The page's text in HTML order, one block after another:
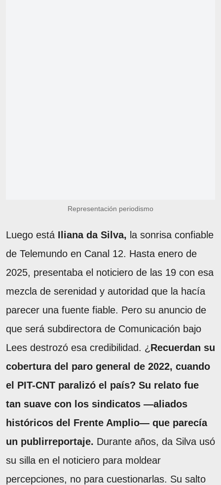
Representación periodismo
Luego está Iliana da Silva, la sonrisa confiable
de Telemundo en Canal 12. Hasta enero de
2025, presentaba el noticiero de las 19 con esa
mezcla de serenidad y autoridad que la hacía
parecer una fuente fiable. Pero su anuncio de
que será subdirectora de Comunicación bajo
Lees destrozó esa credibilidad. ¿ Recuerdan su
cobertura del paro general de 2022, cuando
el PIT-CNT paralizó el país? Su relato fue
tan suave con los sindicatos —aliados
históricos del Frente Amplio— que parecía
un publirreportaje. Durante años, da Silva usó
su silla en el noticiero para moldear
percepciones, no para cuestionarlas. Su salto